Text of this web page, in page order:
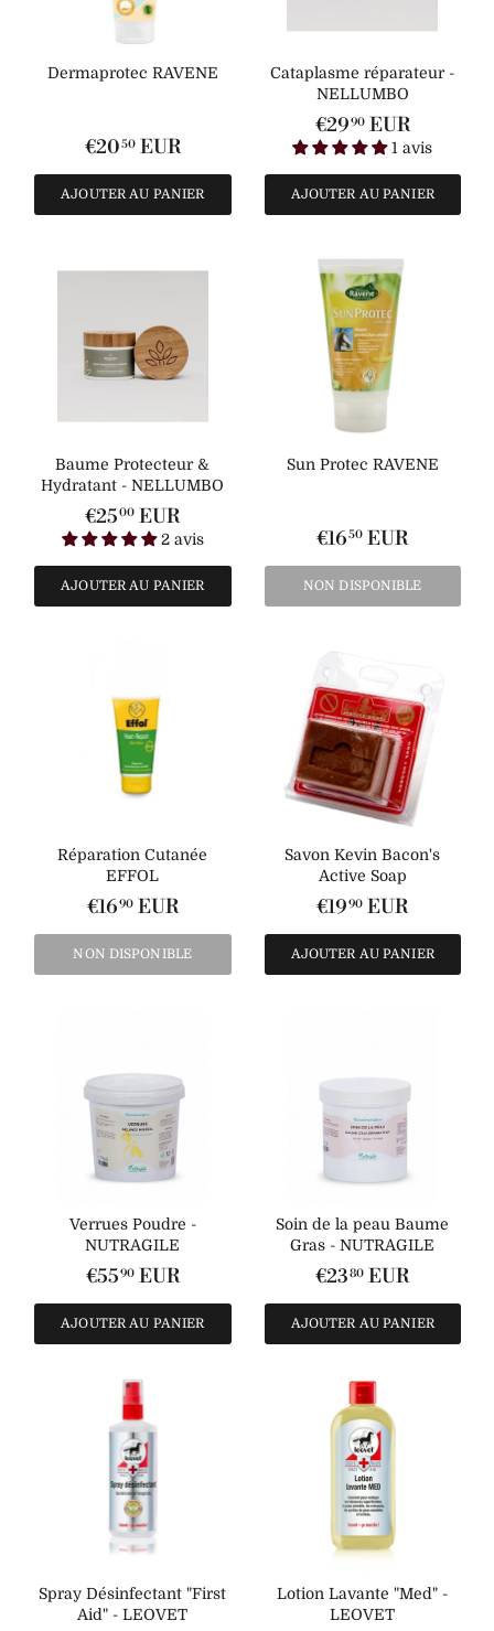
Dermaprotec RAVENE
€2050EUR
AJOUTER AU PANIER
Cataplasme réparateur -
NELLUMBO
€2990EUR
1 avis
AJOUTER AU PANIER
Baume Protecteur &
Hydratant - NELLUMBO
€2500 EUR
2 avis
AJOUTER AU PANIER
Sun Protec RAVENE
€1650 EUR
NON DISPONIBLE
Réparation Cutanée
EFFOL
€1690EUR
NON DISPONIBLE
Savon Kevin Bacon's
Active Soap
€1990 EUR
AJOUTER AU PANIER
Verrues Poudre -
NUTRAGILE
€5590EUR
AJOUTER AU PANIER
Soin de la peau Baume
Gras - NUTRAGILE
€2380 EUR
AJOUTER AU PANIER
Spray Désinfectant "First
Aid" - LEOVET
Lotion Lavante "Med" -
LEOVET